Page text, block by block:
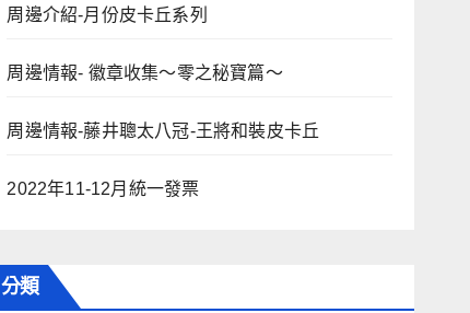
周邊介紹-月份皮卡丘系列
周邊情報- 徽章收集～零之秘寶篇～
周邊情報-藤井聰太八冠-王將和裝皮卡丘
2022年11-12月統一發票
分類